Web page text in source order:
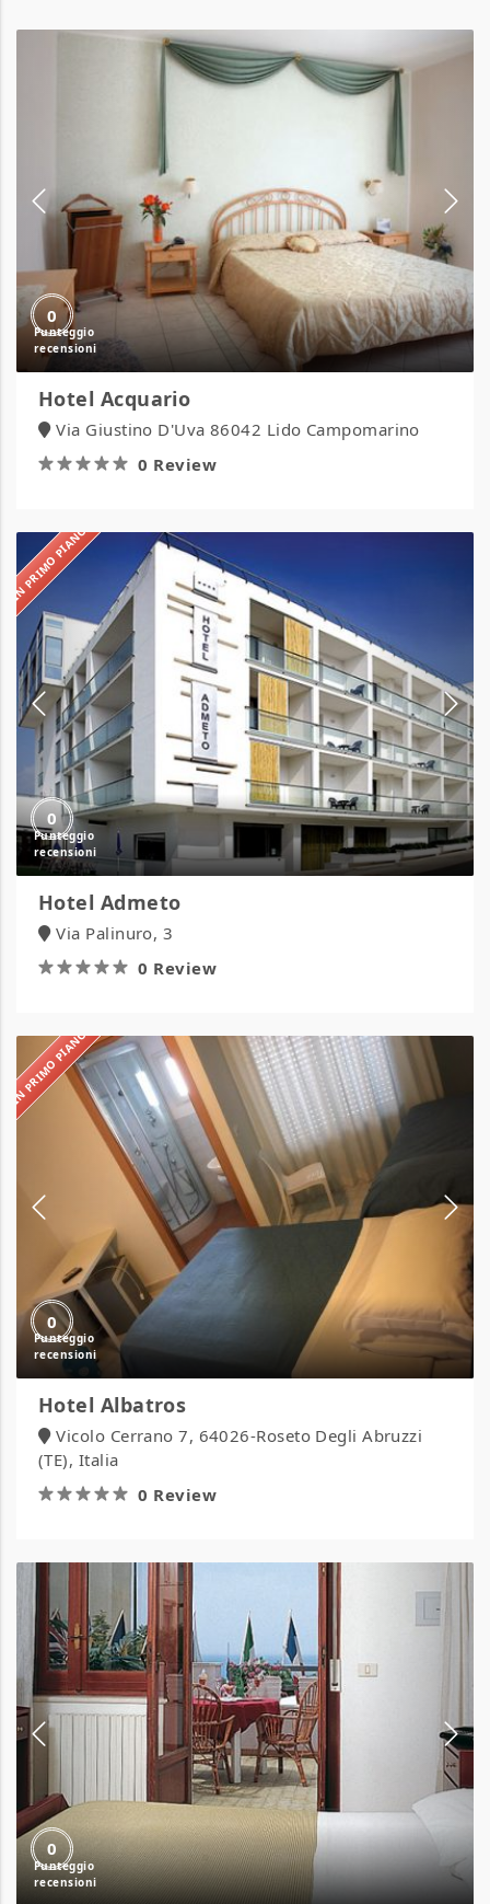
0
Hotel
Acquario
Hotel Acquario
Via Giustino D'Uva 86042 Lido Campomarino
0 Review
IN PRIMO PIANO
0
Hotel
Admeto
Hotel Admeto
Via Palinuro, 3
0 Review
IN PRIMO PIANO
0
Hotel
Albatros
Hotel Albatros
Vicolo Cerrano 7, 64026-Roseto Degli Abruzzi
(TE), Italia
0 Review
0
Hotel
Alceste